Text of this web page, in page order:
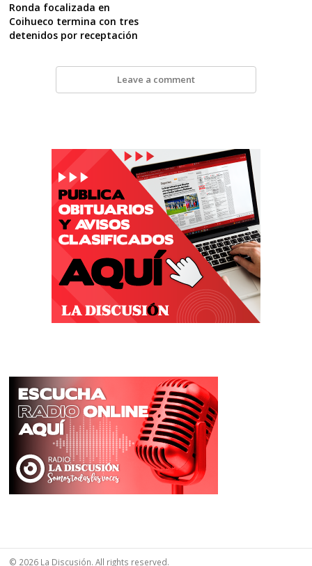
Ronda focalizada en
Coihueco termina con tres
detenidos por receptación
Leave a comment
© 2026 La Discusión. All rights reserved.